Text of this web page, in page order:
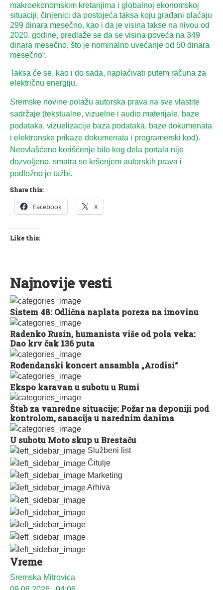
Službeni list
Čitulje
Marketing
Arhiva
Vreme
Sremska Mitrovica
makroekonomskim kretanjima i globalnoj ekonomskoj
situaciji, činjenici da postojeća taksa koju građani plaćaju
299 dinara mesečno, kao i da je visina takse na nivou od
2020. godine, predlaže se da se visina poveća na 349
dinara mesečno, što je nominalno uvećanje od 50 dinara
mesečno“.
Taksa će se, kao i do sada, naplaćivati putem računa za
električnu energiju.
Sremske novine polažu autorska prava na sve vlastite
sadržaje (tekstualne, vizuelne i audio materijale, baze
podataka, vizuelizacije baza podataka, baze dokumenata
i elektronske prikaze dokumenata i programerski kod).
Neovlašćeno korišćenje bilo kog dela portala nije
dozvoljeno, smatra se kršenjem autorskih prava i
podložno je tužbi.
Share this:
Facebook X
Like this:
Najnovije vesti
Sistem 48: Odlična naplata poreza na imovinu
Radenko Rusin, humanista više od pola veka:
Dao krv čak 136 puta
Rođendanski koncert ansambla „Arodisi“
Ekspo karavan u subotu u Rumi
Štab za vanredne situacije: Požar na deponiji pod
kontrolom, sanacija u narednim danima
U subotu Moto skup u Brestaču